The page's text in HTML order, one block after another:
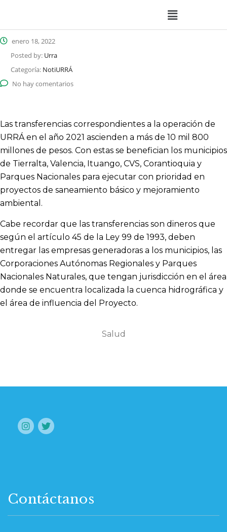
enero 18, 2022
Posted by: Urra
Categoría: NotiURRÁ
No hay comentarios
Las transferencias correspondientes a la operación de
URRÁ en el año 2021 ascienden a más de 10 mil 800
millones de pesos. Con estas se benefician los municipios
de Tierralta, Valencia, Ituango, CVS, Corantioquia y
Parques Nacionales para ejecutar con prioridad en
proyectos de saneamiento básico y mejoramiento
ambiental.
Cabe recordar que las transferencias son dineros que
según el artículo 45 de la Ley 99 de 1993, deben
entregar las empresas generadoras a los municipios, las
Corporaciones Autónomas Regionales y Parques
Nacionales Naturales, que tengan jurisdicción en el área
donde se encuentra localizada la cuenca hidrográfica y
el área de influencia del Proyecto.
Salud
Contáctanos